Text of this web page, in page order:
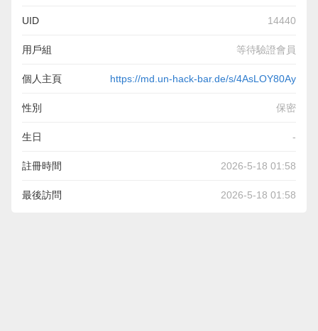
UID 14440
用戶組 等待驗證會員
個人主頁 https://md.un-hack-bar.de/s/4AsLOY80Ay
性別 保密
生日 -
註冊時間 2026-5-18 01:58
最後訪問 2026-5-18 01:58